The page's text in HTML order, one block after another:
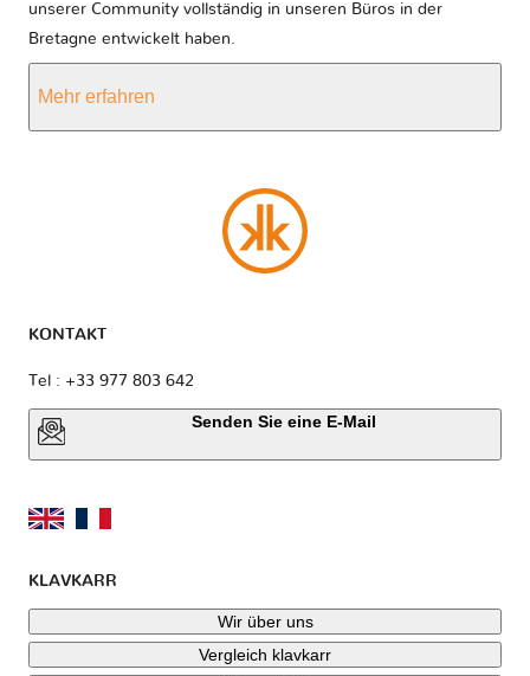
unserer Community vollständig in unseren Büros in der
Bretagne entwickelt haben.
Mehr erfahren
KONTAKT
Tel : +33 977 803 642
Senden Sie eine E-Mail
KLAVKARR
Wir über uns
Vergleich klavkarr